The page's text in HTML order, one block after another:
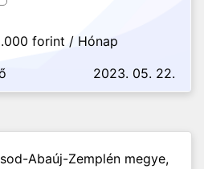
forint / Hónap
2023. 05. 22.
Abaúj-Zemplén megye,